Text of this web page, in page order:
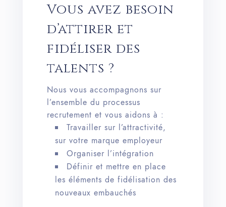
Vous avez besoin
d’attirer et
fidéliser des
talents ?
Nous vous accompagnons sur
l’ensemble du processus
recrutement et vous aidons à :
Travailler sur l’attractivité,
sur votre marque employeur
Organiser l’intégration
Définir et mettre en place
les éléments de fidélisation des
nouveaux embauchés